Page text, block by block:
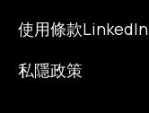
使用條款
私隱政策
LinkedIn